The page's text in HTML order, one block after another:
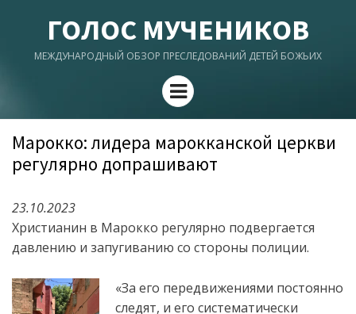
ГОЛОС МУЧЕНИКОВ
МЕЖДУНАРОДНЫЙ ОБЗОР ПРЕСЛЕДОВАНИЙ ДЕТЕЙ БОЖЬИХ
Menu
Марокко: лидера марокканской церкви
регулярно допрашивают
23.10.2023
Христианин в Марокко регулярно подвергается
давлению и запугиванию со стороны полиции.
«За его передвижениями постоянно
следят, и его систематически